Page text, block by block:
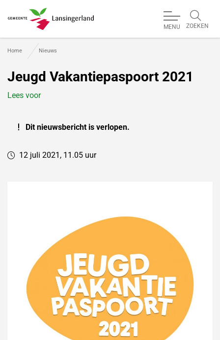
MENU ZOEKEN
Home Nieuws
Jeugd Vakantiepaspoort 2021
Lees voor
Dit nieuwsbericht is verlopen.
12 juli 2021, 11.05 uur